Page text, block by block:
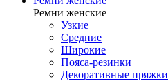
Ремни женские
Узкие
Средние
Широкие
Пояса-резинки
Декоративные пряжки